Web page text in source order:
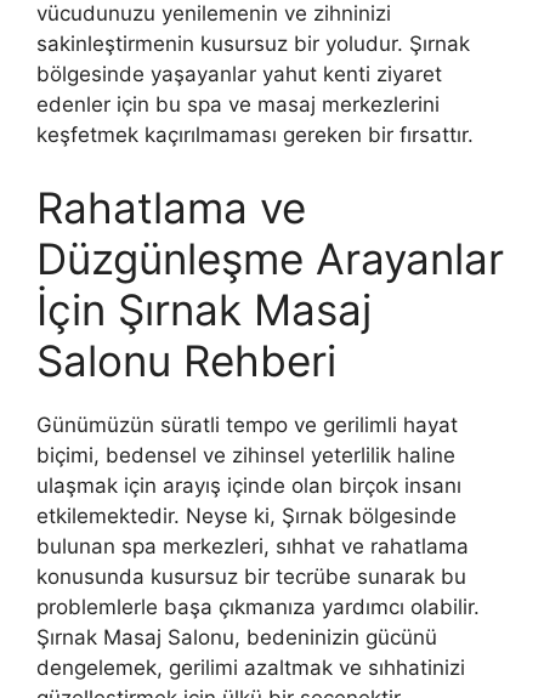
vücudunuzu yenilemenin ve zihninizi
sakinleştirmenin kusursuz bir yoludur. Şırnak
bölgesinde yaşayanlar yahut kenti ziyaret
edenler için bu spa ve masaj merkezlerini
keşfetmek kaçırılmaması gereken bir fırsattır.
Rahatlama ve
Düzgünleşme Arayanlar
İçin Şırnak Masaj
Salonu Rehberi
Günümüzün süratli tempo ve gerilimli hayat
biçimi, bedensel ve zihinsel yeterlilik haline
ulaşmak için arayış içinde olan birçok insanı
etkilemektedir. Neyse ki, Şırnak bölgesinde
bulunan spa merkezleri, sıhhat ve rahatlama
konusunda kusursuz bir tecrübe sunarak bu
problemlerle başa çıkmanıza yardımcı olabilir.
Şırnak Masaj Salonu, bedeninizin gücünü
dengelemek, gerilimi azaltmak ve sıhhatinizi